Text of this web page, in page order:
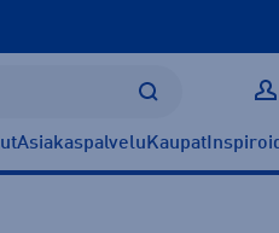
Asiakaspalvelu Kaupat